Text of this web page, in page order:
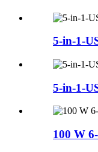
5-in-1-
5-in-1-
100 W